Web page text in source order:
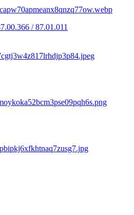
/ 87.01.011